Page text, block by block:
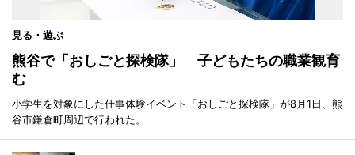
見る・遊ぶ
熊谷で「おしごと探検隊」 子どもたちの職業観育
む
小学生を対象にした仕事体験イベント「おしごと探検隊」が8月1日、熊
谷市鎌倉町周辺で行われた。